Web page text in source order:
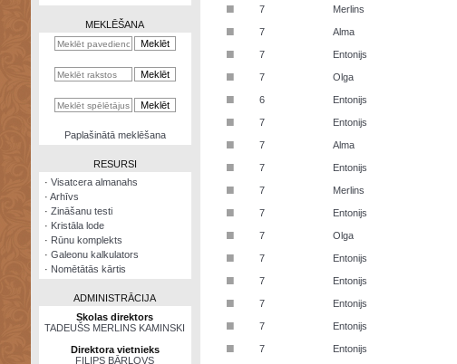
kalkulators
MEKLĒŠANA
Paplašinātā meklēšana
RESURSI
· Visatcera almanahs
· Arhīvs
· Zināšanu testi
· Kristāla lode
· Rūnu komplekts
· Galeonu kalkulators
· Nomētātās kārtis
ADMINISTRĀCIJA
Skolas direktors
TADEUŠS MERLINS KAMINSKI
Direktora vietnieks
FILIPS BĀRLOVS
■ 7 Merlins
■ 7 Alma
■ 7 Entonijs
■ 7 Olga
■ 6 Entonijs
■ 7 Entonijs
■ 7 Alma
■ 7 Entonijs
■ 7 Merlins
■ 7 Entonijs
■ 7 Olga
■ 7 Entonijs
■ 7 Entonijs
■ 7 Entonijs
■ 7 Entonijs
■ 7 Entonijs